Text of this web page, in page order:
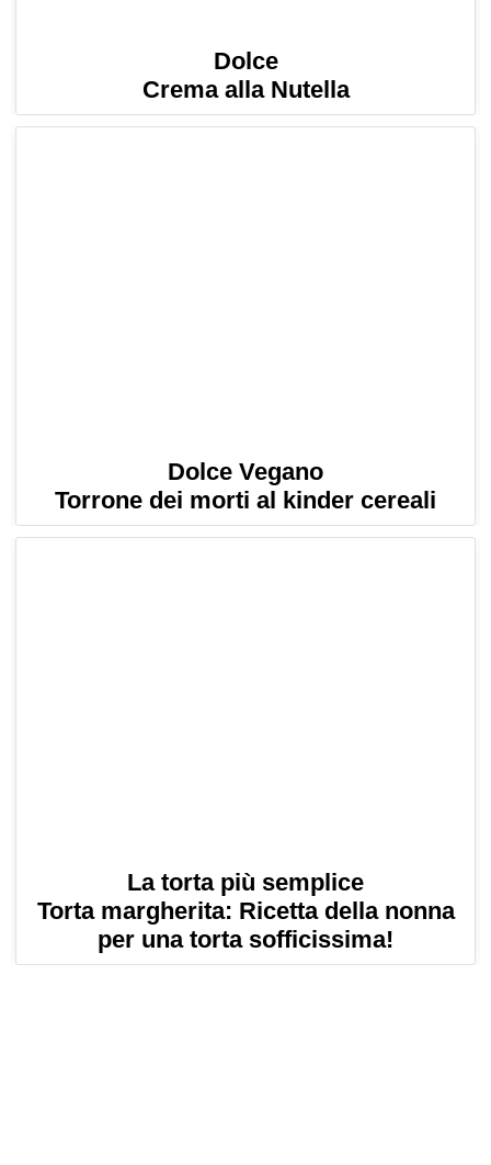
Dolce
Crema alla Nutella
Dolce Vegano
Torrone dei morti al kinder cereali
La torta più semplice
Torta margherita: Ricetta della nonna
per una torta sofficissima!